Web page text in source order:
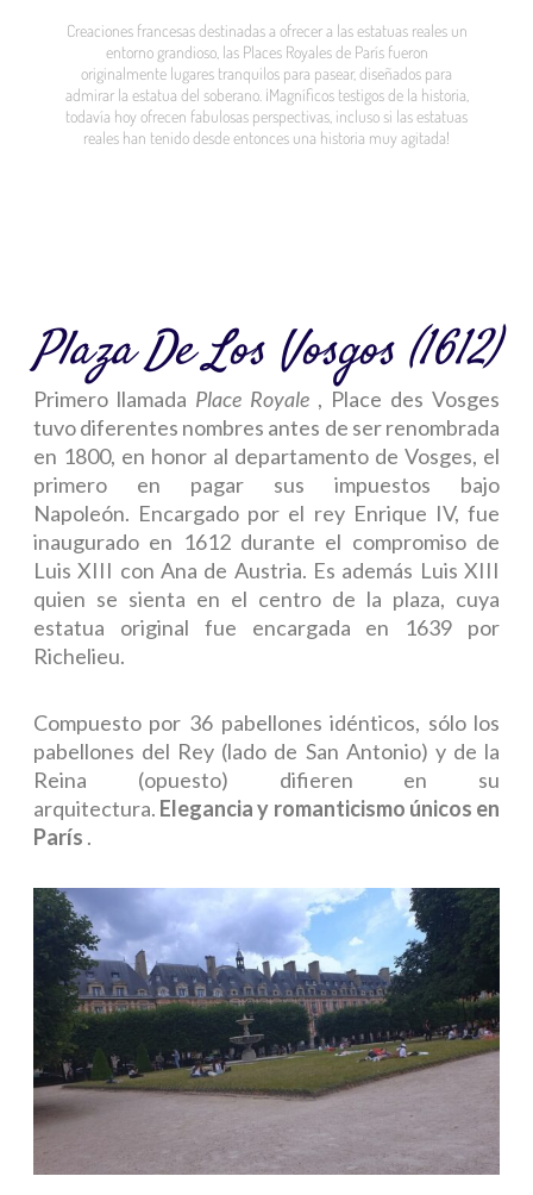
Creaciones francesas destinadas a ofrecer a las estatuas reales un
entorno grandioso, las Places Royales de París fueron
originalmente lugares tranquilos para pasear, diseñados para
admirar la estatua del soberano. ¡Magníficos testigos de la historia,
todavía hoy ofrecen fabulosas perspectivas, incluso si las estatuas
reales han tenido desde entonces una historia muy agitada!
Plaza De Los Vosgos (1612)
Primero llamada Place Royale , Place des Vosges
tuvo diferentes nombres antes de ser renombrada
en 1800, en honor al departamento de Vosges, el
primero en pagar sus impuestos bajo
Napoleón. Encargado por el rey Enrique IV, fue
inaugurado en 1612 durante el compromiso de
Luis XIII con Ana de Austria. Es además Luis XIII
quien se sienta en el centro de la plaza, cuya
estatua original fue encargada en 1639 por
Richelieu.
Compuesto por 36 pabellones idénticos, sólo los
pabellones del Rey (lado de San Antonio) y de la
Reina (opuesto) difieren en su
arquitectura. Elegancia y romanticismo únicos en
París .